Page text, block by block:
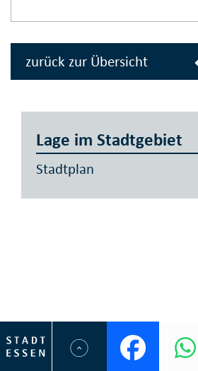
zurück zur Übersicht
Lage im Stadtgebiet
Stadtplan